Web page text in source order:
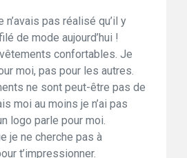
n’avais pas réalisé qu’il y
de mode aujourd’hui !
confortables. Je
moi, pas pour les autres.
ne sont peut-être pas de
moi au moins je n’ai pas
logo parle pour moi.
je ne cherche pas à
t’impressionner.